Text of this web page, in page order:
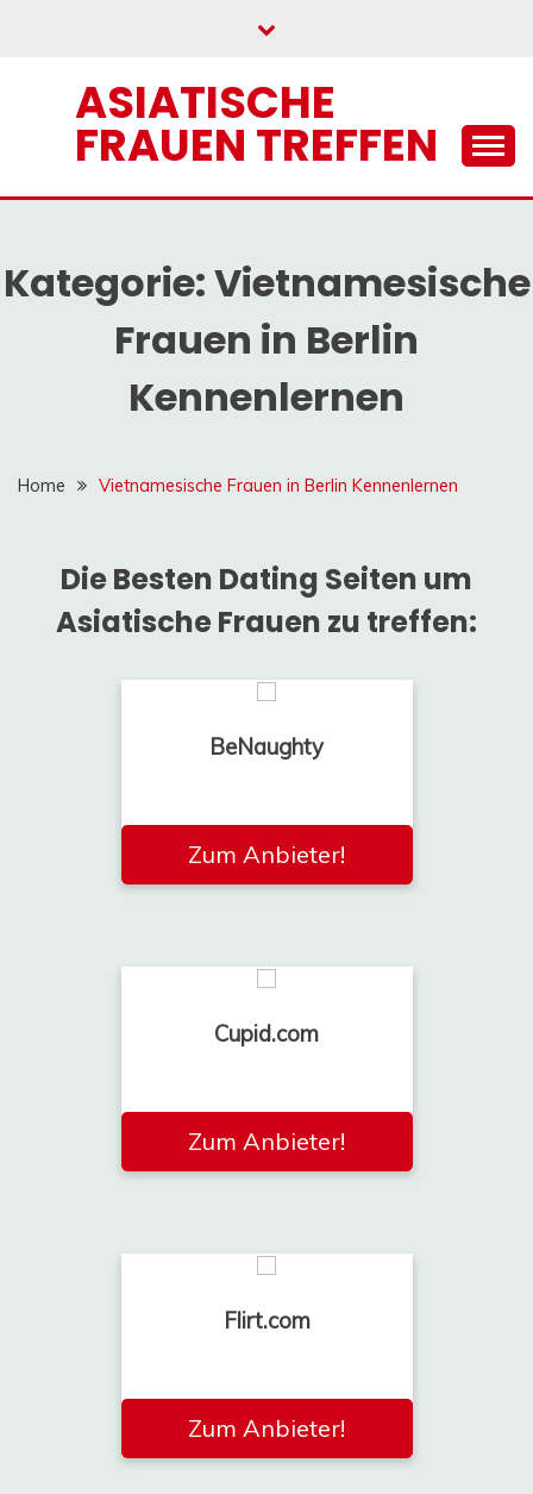
ASIATISCHE
FRAUEN TREFFEN
Kategorie:Vietnamesische
Frauen in Berlin
Kennenlernen
Home Vietnamesische Frauen in Berlin Kennenlernen
Die Besten Dating Seiten um
Asiatische Frauen zu treffen:
BeNaughty
Zum Anbieter!
Cupid.com
Zum Anbieter!
Flirt.com
Zum Anbieter!